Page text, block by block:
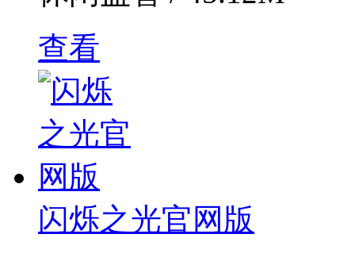
查看
闪烁之光官网版